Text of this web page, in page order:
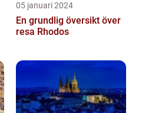
05 januari 2024
En grundlig översikt över
resa Rhodos